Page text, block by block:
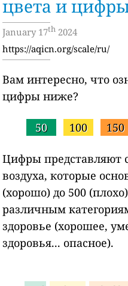
цвета и
January 17th 2024
https://aqicn.org/scale/ru/
Вам интересно, что
цифры ниже?
50 100 150
Цифры представляют
воздуха, которые
(хорошо) до 500
различным
здоровье (хорошее,
здоровья... опасное).